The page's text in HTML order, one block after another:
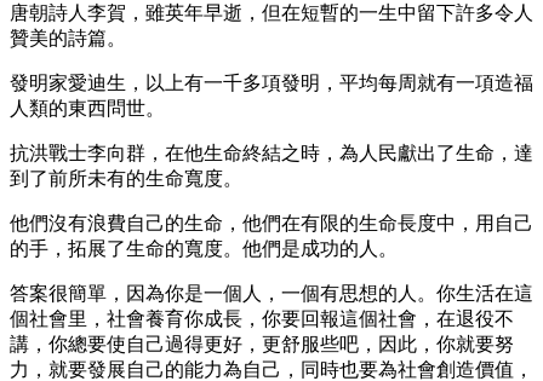
唐朝詩人李賀，雖英年早逝，但在短暫的一生中留下許多令人
贊美的詩篇。
發明家愛迪生，以上有一千多項發明，平均每周就有一項造福
人類的東西問世。
抗洪戰士李向群，在他生命終結之時，為人民獻出了生命，達
到了前所未有的生命寬度。
他們沒有浪費自己的生命，他們在有限的生命長度中，用自己
的手，拓展了生命的寬度。他們是成功的人。
答案很簡單，因為你是一個人，一個有思想的人。你生活在這
個社會里，社會養育你成長，你要回報這個社會，在退役不
講，你總要使自己過得更好，更舒服些吧，因此，你就要努
力，就要發展自己的能力為自己，同時也要為社會創造價值，